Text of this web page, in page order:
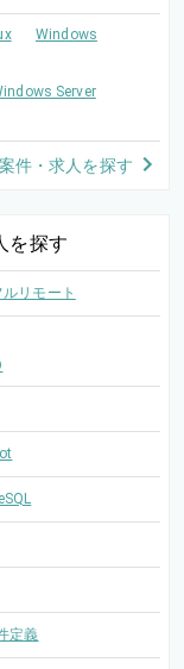
Windows
Server
件・求人を探す
を探す
ルリモート
定義